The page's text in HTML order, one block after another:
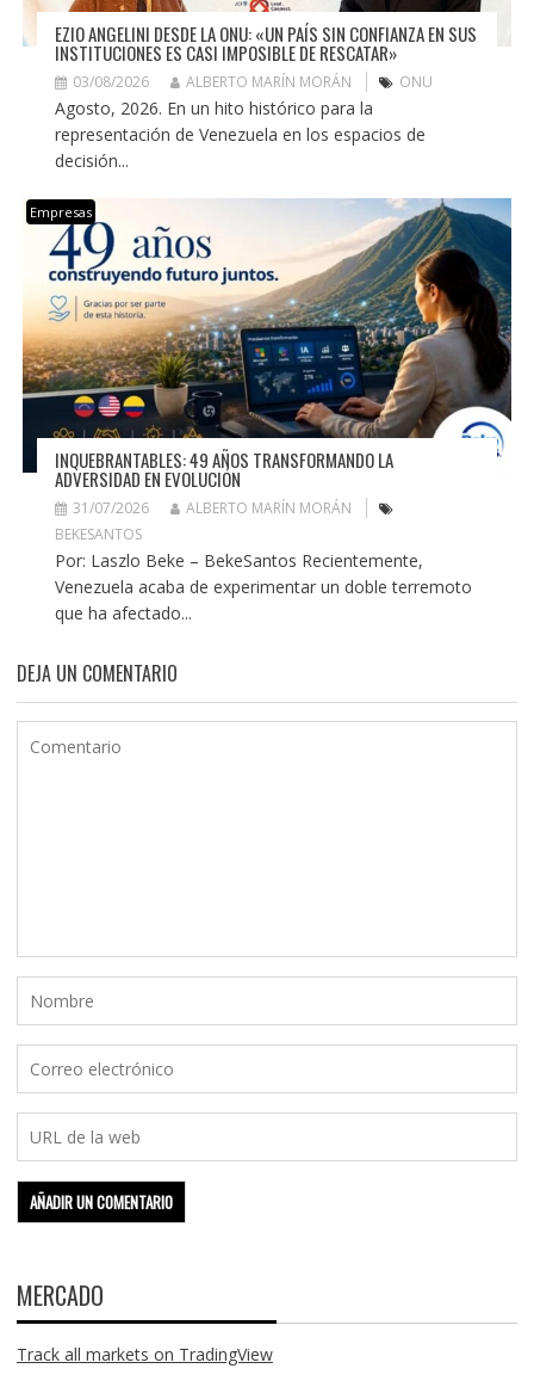
EZIO ANGELINI DESDE LA ONU: «UN PAÍS SIN CONFIANZA EN SUS
INSTITUCIONES ES CASI IMPOSIBLE DE RESCATAR»
03/08/2026 ALBERTO MARÍN MORÁN ONU
Agosto, 2026. En un hito histórico para la
representación de Venezuela en los espacios de
decisión...
Empresas
INQUEBRANTABLES: 49 AÑOS TRANSFORMANDO LA
ADVERSIDAD EN EVOLUCIÓN
31/07/2026
ALBERTO MARÍN MORÁN
BEKESANTOS
Por: Laszlo Beke – BekeSantos Recientemente,
Venezuela acaba de experimentar un doble terremoto
que ha afectado...
DEJA UN COMENTARIO
MERCADO
Track all markets on TradingView